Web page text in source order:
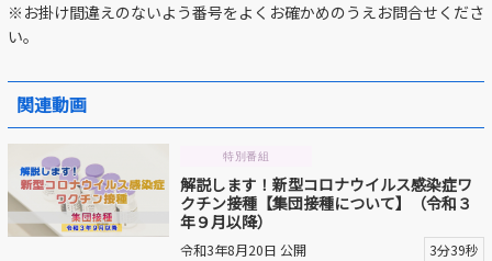
※お掛け間違えのないよう番号をよくお確かめのうえお問合せくださ
い。
関連動画
特別番組
解説します！新型コロナウイルス感染症ワ
クチン接種【集団接種について】（令和３
年９月以降）
令和3年8月20日 公開 3分39秒